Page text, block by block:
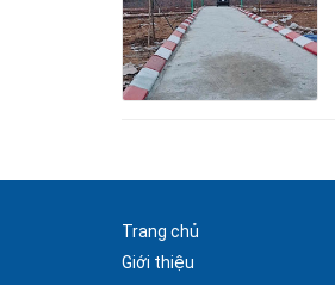
Trang chủ
Giới thiệu